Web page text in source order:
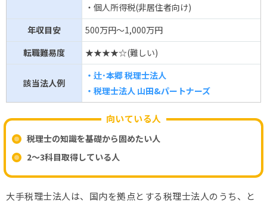
・個人所得税(非居住者向け)
年収目安
500万円～1,000万円
転職難易度
★★★★☆(難しい)
該当法人例
・辻･本郷 税理士法人
・税理士法人 山田&パートナーズ
向いている人
税理士の知識を基礎から固めたい人
2～3科目取得している人
大手税理士法人は、国内を拠点とする税理士法人のうち、と